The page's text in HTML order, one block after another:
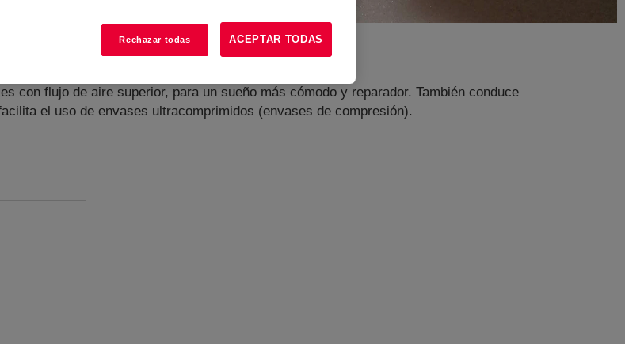
con flujo de aire superior, para un sueño más cómodo y reparador. También conduce
el uso de envases ultracomprimidos (envases de compresión).
Rechazar todas ACEPTAR TODAS